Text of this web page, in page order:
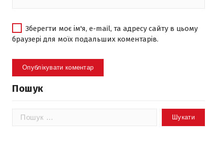
Зберегти моє ім'я, e-mail, та адресу сайту в цьому
браузері для моїх подальших коментарів.
Пошук
Пошук: